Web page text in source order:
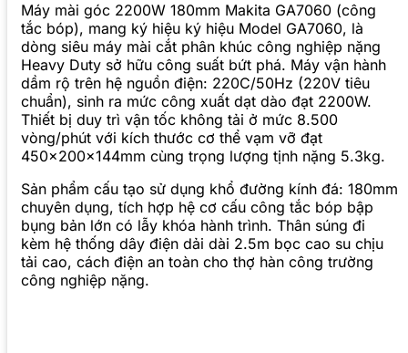
Máy mài góc 2200W 180mm Makita GA7060 (công
tắc bóp), mang ký hiệu ký hiệu Model GA7060, là
dòng siêu máy mài cắt phân khúc công nghiệp nặng
Heavy Duty sở hữu công suất bứt phá. Máy vận hành
dầm rộ trên hệ nguồn điện: 220C/50Hz (220V tiêu
chuẩn), sinh ra mức công xuất dạt dào đạt 2200W.
Thiết bị duy trì vận tốc không tải ở mức 8.500
vòng/phút với kích thước cơ thể vạm vỡ đạt
450x200x144mm cùng trọng lượng tịnh nặng 5.3kg.
Sản phẩm cấu tạo sử dụng khổ đường kính đá: 180mm
chuyên dụng, tích hợp hệ cơ cấu công tắc bóp bập
bụng bản lớn có lẫy khóa hành trình. Thân súng đi
kèm hệ thống dây điện dải dài 2.5m bọc cao su chịu
tải cao, cách điện an toàn cho thợ hàn công trường
công nghiệp nặng.